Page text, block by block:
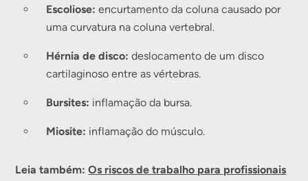
Escoliose: encurtamento da coluna causado por
uma curvatura na coluna vertebral.
Hérnia de disco: deslocamento de um disco
cartilaginoso entre as vértebras.
Bursites: inflamação da bursa.
Miosite: inflamação do músculo.
Leia também:Os riscos de trabalho para profissionais